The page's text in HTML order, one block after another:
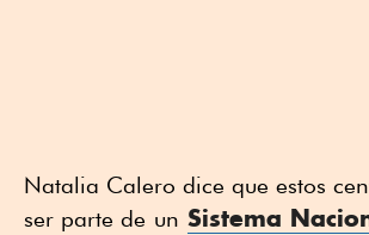
Natalia Calero dice que estos
ser parte de un Sistema